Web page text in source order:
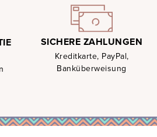
SICHERE ZAHLUNGEN
Kreditkarte, PayPal,
Banküberweisung